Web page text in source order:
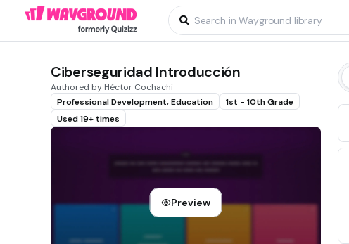
Ciberseguridad Introducción
Authored by Héctor Cochachi
Professional Development, Education
1st - 10th Grade
Used 19+ times
Preview